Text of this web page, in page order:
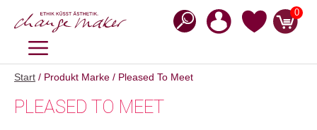
Inhalt
0
MENÜ
Start / Produkt Marke / Pleased To Meet
PLEASED TO MEET